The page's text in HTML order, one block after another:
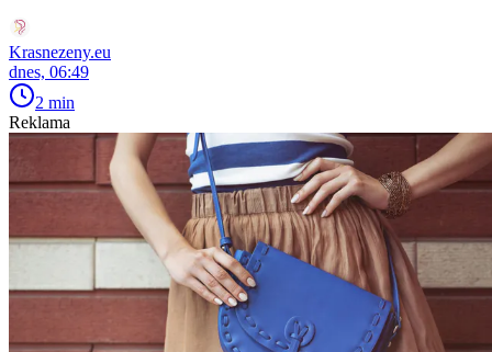
Krasnezeny.eu
dnes, 06:49
2 min
Reklama